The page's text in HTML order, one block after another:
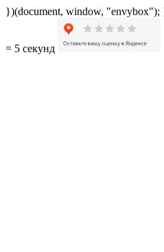
})(document, window,
= 5 секунд